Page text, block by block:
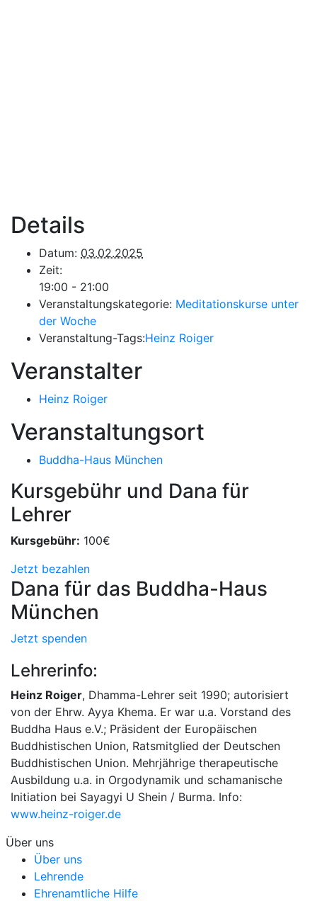
Details
Datum: 03.02.2025
Zeit:
19:00 - 21:00
Veranstaltungskategorie: Meditationskurse unter
der Woche
Veranstaltung-Tags:Heinz Roiger
Veranstalter
Heinz Roiger
Veranstaltungsort
Buddha-Haus München
Kursgebühr und Dana für
Lehrer
Kursgebühr: 100€
Jetzt bezahlen
Dana für das Buddha-Haus
München
Jetzt spenden
Lehrerinfo:
Heinz Roiger, Dhamma-Lehrer seit 1990; autorisiert
von der Ehrw. Ayya Khema. Er war u.a. Vorstand des
Buddha Haus e.V.; Präsident der Europäischen
Buddhistischen Union, Ratsmitglied der Deutschen
Buddhistischen Union. Mehrjährige therapeutische
Ausbildung u.a. in Orgodynamik und schamanische
Initiation bei Sayagyi U Shein / Burma. Info:
www.heinz-roiger.de
Über uns
Über uns
Lehrende
Ehrenamtliche Hilfe